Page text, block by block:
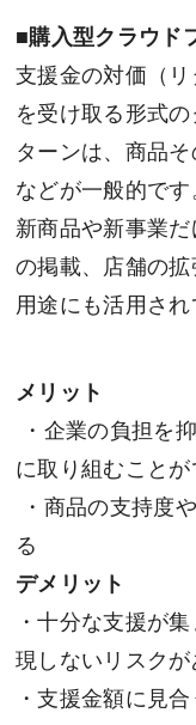
■購入型クラウド
支援金の対価（
を受け取る形式
ターンは、商品
などが一般的です
新商品や新事業
の掲載、店舗の
用途にも活用され
メリット
・企業の負担を
に取り組むことが
・商品の支持度
る
デメリット
・十分な支援が
現しないリスクが
・支援金額に見